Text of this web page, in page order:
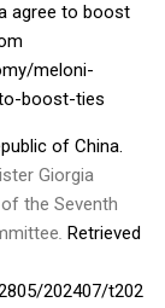
agree to boost
meloni-
boost-ties
of China.
Giorgia
the Seventh
. Retrieved
202407/t202